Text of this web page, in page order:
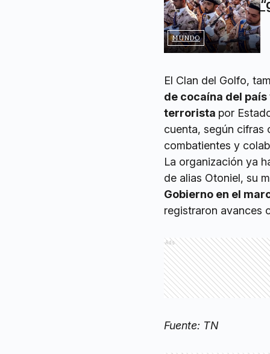
MUNDO
El Clan del Golfo,
de cocaína del
terrorista por
cuenta, según cifras
combatientes y
La organización ya
de alias Otoniel, su
Gobierno en el
registraron avances
Ads
Fuente: TN